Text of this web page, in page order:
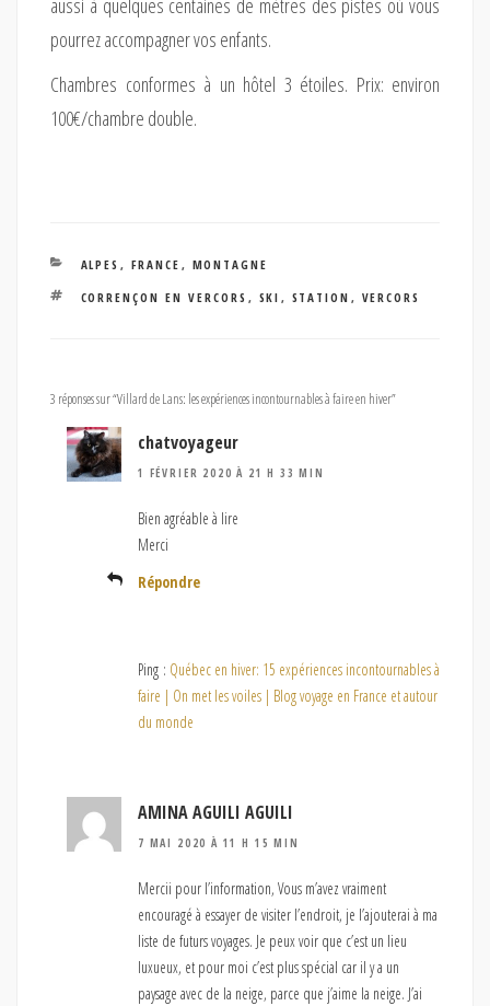
pourrez accompagner vos enfants.
Chambres conformes à un hôtel 3 étoiles. Prix: environ
100€/chambre double.
CATÉGORIES
ALPES , FRANCE , MONTAGNE
ÉTIQUETTES
CORRENÇON EN VERCORS , SKI , STATION , VERCORS
3 réponses sur “Villard de Lans: les expériences incontournables à faire en hiver”
chatvoyageur
1 FÉVRIER 2020 À 21 H 33 MIN
Bien agréable à lire
Merci
Répondre
Ping : Québec en hiver: 15 expériences incontournables à
faire | On met les voiles | Blog voyage en France et autour
du monde
AMINA AGUILI AGUILI
7 MAI 2020 À 11 H 15 MIN
Mercii pour l’information, Vous m’avez vraiment
encouragé à essayer de visiter l’endroit, je l’ajouterai à ma
liste de futurs voyages. Je peux voir que c’est un lieu
luxueux, et pour moi c’est plus spécial car il y a un
paysage avec de la neige, parce que j’aime la neige. J’ai